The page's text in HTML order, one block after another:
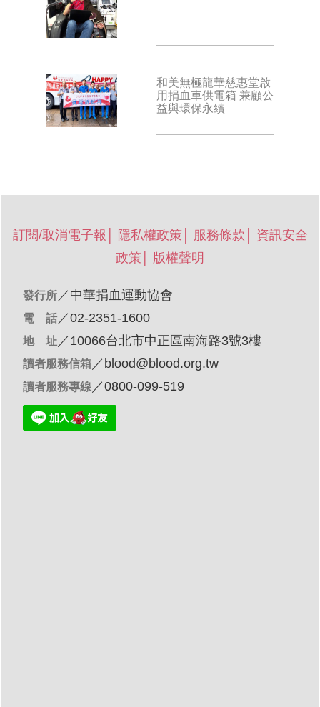
和美無極龍華慈惠堂啟
用捐血車供電箱 兼顧公
益與環保永續
訂閱/取消電子報 隱私權政策 服務條款
資訊安全
政策
版權聲明
發行所 ／ 中華捐血運動協會
電 話 ／02-2351-1600
地 址 ／10066台北市中正區南海路3號3樓
讀者服務信箱 ／ blood@blood.org.tw
讀者服務專線 ／0800-099-519